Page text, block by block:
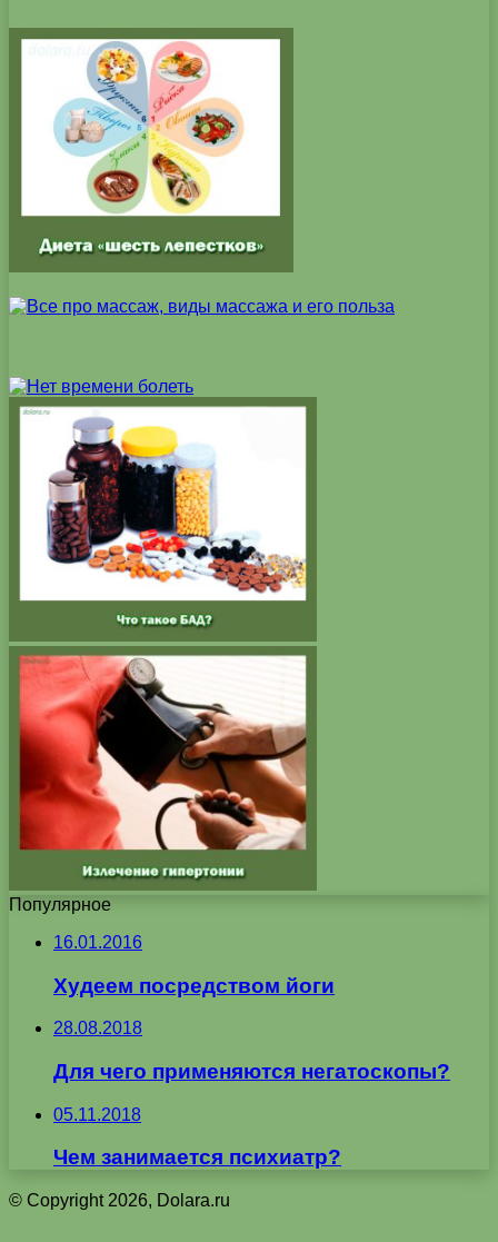
Популярное
16.01.2016
Худеем посредством йоги
28.08.2018
Для чего применяются негатоскопы?
05.11.2018
Чем занимается психиатр?
© Copyright 2026, Dolara.ru